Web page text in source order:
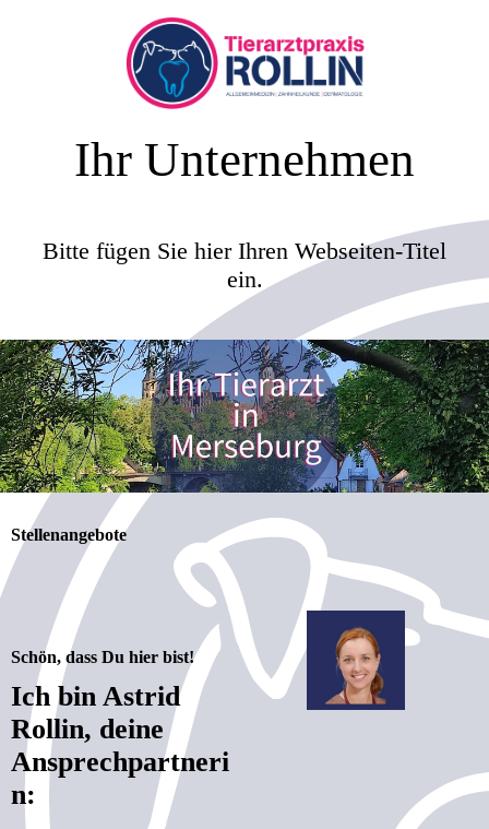
Ihr Unternehmen
Bitte fügen Sie hier Ihren Webseiten-Titel
ein.
Stellenangebote
Schön, dass Du hier bist!
Ich bin Astrid
Rollin, deine
Ansprechpartneri
n: